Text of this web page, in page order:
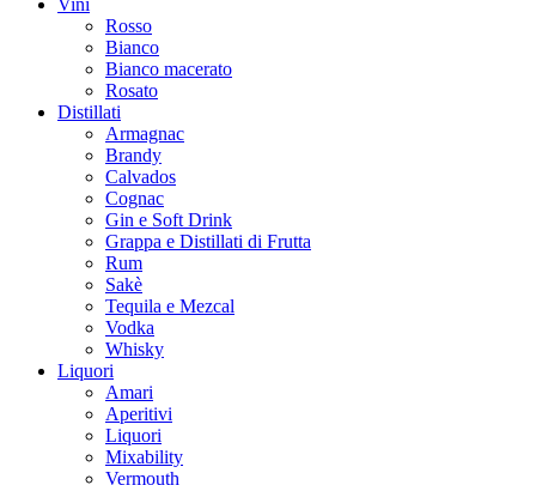
Rosso
Bianco
Bianco macerato
Rosato
Distillati
Armagnac
Brandy
Calvados
Cognac
Gin e Soft Drink
Grappa e Distillati di Frutta
Rum
Sakè
Tequila e Mezcal
Vodka
Whisky
Liquori
Amari
Aperitivi
Liquori
Mixability
Vermouth